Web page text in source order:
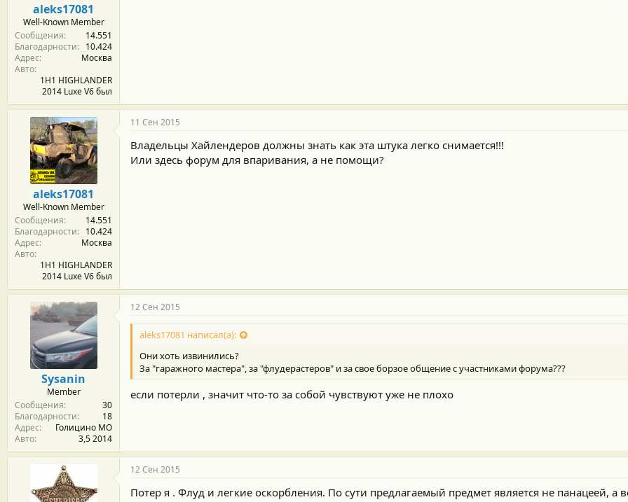
aleks17081
Well-Known Member
Сообщения
14.551
Благодарности
10.424
Адрес
Москва
Авто
1H1 HIGHLANDER
2014 Luxe V6 был
aleks17081
Well-Known Member
Сообщения
14.551
Благодарности
10.424
Адрес
Москва
Авто
1H1 HIGHLANDER
2014 Luxe V6 был
11 Сен 2015
Владельцы Хайлендеров должны знать как эта штука легко снимается!!!
Или здесь форум для впаривания, а не помощи?
Sysanin
Member
Сообщения
30
Благодарности
18
Адрес
Голицино МО
Авто
3,5 2014
12 Сен 2015
aleks17081 написал(а):
Они хоть извинились?
За "гаражного мастера", за "флудерастеров" и за свое борзое общение с участниками форума???
если потерли , значит что-то за собой чувствуют уже не плохо
12 Сен 2015
Потер я . Флуд и легкие оскорбления. По сути предлагаемый предмет является не панацеей, а